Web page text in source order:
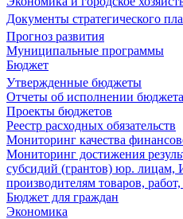
Документы стратегического
Прогноз развития
Муниципальные программы
Бюджет
Утвержденные бюджеты
Отчеты об исполнении бюджета
Проекты бюджетов
Реестр расходных обязательств
Мониторинг качества
Мониторинг достижения
субсидий (грантов) юр.
производителям товаров, работ,
Бюджет для граждан
Экономика